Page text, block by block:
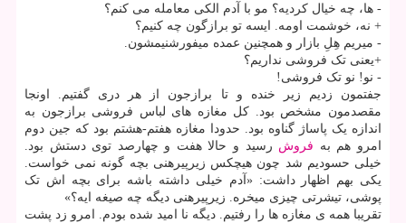
- ها، چه خیال کردیه؟ مو با آدم الکی معامله می کنم؟
+ نه، خوشمت اومه. ایسه تو برازگون چه کنیم؟
- میریم هِلِ بازار و همچنین عمده میفورشنیمشون.
+یعنی تک فروشی نداریم؟
- نو! نو تک فروشی!
جفتمون زدیم زیر خنده و تا برازجون از هر دری گفتیم. اونجا
مقصدمون مشخص بود. کل مغازه های لباس فروشی برازجون به
اندازه یک پاساژ گناوه بود. حدودا مغازه هفتم-هشتم بود که جین دوم
امرو هم به فروش رسید و حالا هفت و چهارصد توی دستش بود.
خیلی حسودیم شد چون هیچکس زیرپیرهنی بچه گونه نمی خواست.
یکی بهم اظهار داشت: «آدم خیلی داشته باشه برای بچه اش تک
پوشی، تیشرتی چیزی میخره. زیرپیرهنی دیگه چه صیغه ایه؟»
تقریبا همه ی مغازه ها را رفتیم. دیگه نا امید شده بودم. امرو زد پشت